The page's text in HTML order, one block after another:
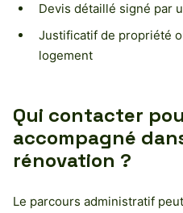
Devis détaillé signé par
Justificatif de propriété
logement
Qui contacter
accompagné
rénovation ?
Le parcours administratif